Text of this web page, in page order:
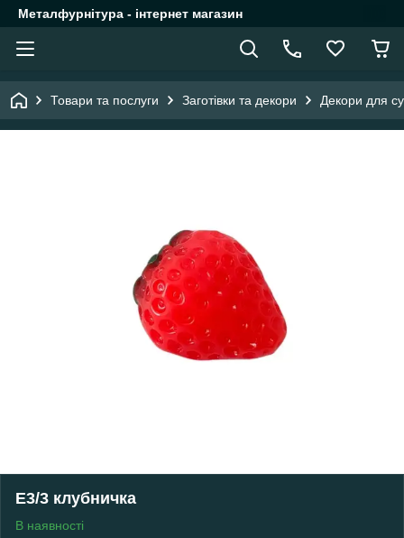
Металфурнітура - інтернет магазин
Товари та послуги Заготівки та декори Декори для
Е3/3 клубничка
В наявності